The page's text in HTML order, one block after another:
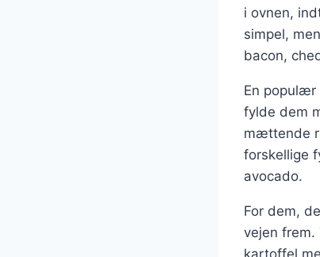
i ovnen,
simpel,
bacon,
En populær
fylde dem
mættende
forskellige
avocado.
For dem,
vejen
kartoffel